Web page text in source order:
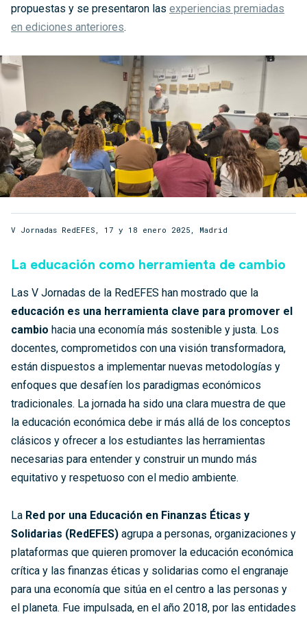
propuestas y se presentaron las experiencias premiadas
en ediciones anteriores.
V Jornadas RedEFES, 17 y 18 enero 2025, Madrid
La educación como herramienta de cambio
Las V Jornadas de la RedEFES han mostrado que la
educación es una herramienta clave para promover el
cambio hacia una economía más sostenible y justa. Los
docentes, comprometidos con una visión transformadora,
están dispuestos a implementar nuevas metodologías y
enfoques que desafíen los paradigmas económicos
tradicionales. La jornada ha sido una clara muestra de que
la educación económica debe ir más allá de los conceptos
clásicos y ofrecer a los estudiantes las herramientas
necesarias para entender y construir un mundo más
equitativo y respetuoso con el medio ambiente.
La Red por una Educación en Finanzas Éticas y
Solidarias (RedEFES) agrupa a personas, organizaciones y
plataformas que quieren promover la educación económica
crítica y las finanzas éticas y solidarias como el engranaje
para una economía que sitúa en el centro a las personas y
el planeta. Fue impulsada, en el año 2018, por las entidades